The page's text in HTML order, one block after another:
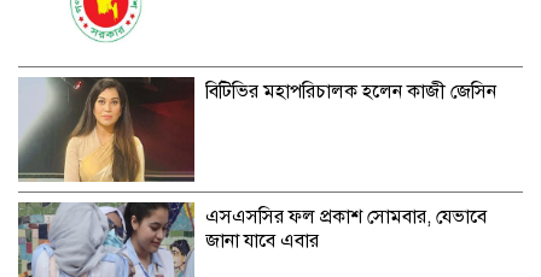
বিটিভির মহাপরিচালক হলেন কাজী জেসিন
এসএসসির ফল প্রকাশ সোমবার, যেভাবে
জানা যাবে এবার